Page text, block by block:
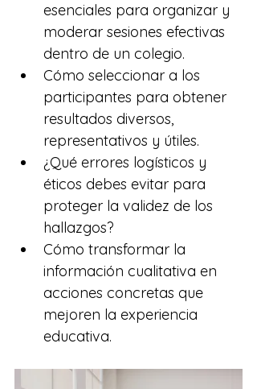
esenciales para organizar y
moderar sesiones efectivas
dentro de un colegio.
Cómo seleccionar a los
participantes para obtener
resultados diversos,
representativos y útiles.
¿Qué errores logísticos y
éticos debes evitar para
proteger la validez de los
hallazgos?
Cómo transformar la
información cualitativa en
acciones concretas que
mejoren la experiencia
educativa.